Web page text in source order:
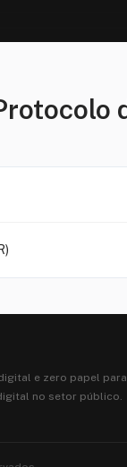
e zero papel para
no setor público.